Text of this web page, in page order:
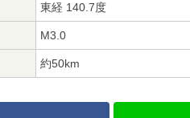
東経 140.7度
M3.0
約50km